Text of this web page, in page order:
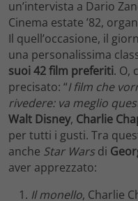
un’intervista a Dario
Cinema estate ’82,
Il quell’occasione, il
una personalissima
suoi 42 film preferiti. O,
precisato: “I film che
rivedere: va meglio
Walt Disney, Charlie
per tutti i gusti. Tra
anche Star Wars di
aver apprezzato:
Il monello, Charlie